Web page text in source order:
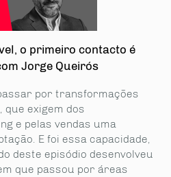
o primeiro contacto é
Jorge Queirós
por transformações
exigem dos
e pelas vendas uma
E foi essa capacidade,
deste episódio desenvolveu
que passou por áreas